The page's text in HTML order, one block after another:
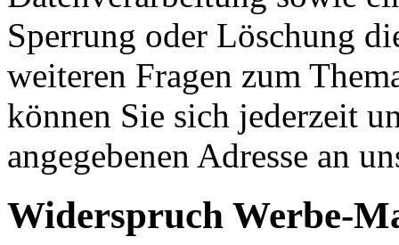
Sperrung oder Löschung
weiteren Fragen zum
können Sie sich jederzeit
angegebenen Adresse an
Widerspruch Werbe-